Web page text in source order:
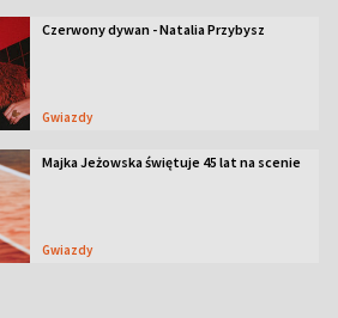
Czerwony dywan - Natalia Przybysz
Gwiazdy
Majka Jeżowska świętuje 45 lat na scenie
Gwiazdy